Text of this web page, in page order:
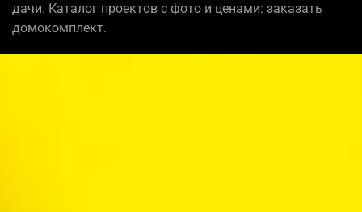
дачи. Каталог проектов с фото и ценами: заказать
домокомплект.